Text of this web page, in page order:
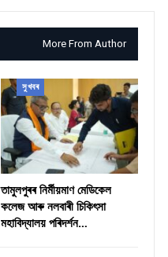
More From Author
সুখবৰ
তামুলপুৰৰ নিৰ্মীয়মাণ মেডিকেল
কলেজ আৰু নলবাৰী চিকিৎসা
মহাবিদ্যালয় পৰিদৰ্শন…